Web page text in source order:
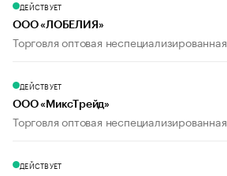
ДЕЙСТВУЕТ
ООО «ЛОБЕЛИЯ»
Торговля оптовая неспециализированная
ДЕЙСТВУЕТ
ООО «МиксТрейд»
Торговля оптовая неспециализированная
ДЕЙСТВУЕТ